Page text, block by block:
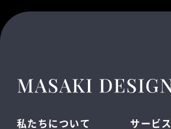
私たちについて サービス